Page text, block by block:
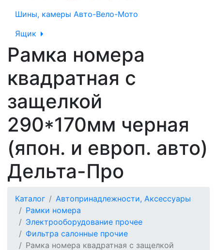
Шины, камеры Авто-Вело-Мото
Ящик
Рамка номера
квадратная с
защелкой
290*170мм черная
(япон. и европ. авто)
Дельта-Про
Каталог
Автопринадлежности, Аксессуары
Рамки номера
Электрооборудование прочее
Фильтра салонные прочие
Рамка номера квадратная с защелкой